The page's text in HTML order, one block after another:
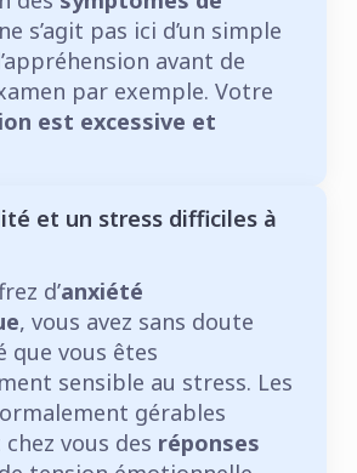
s’agit pas ici d’un simple
avant de
par exemple. Votre
est excessive et
et un stress difficiles à
d’anxiété
, vous avez sans doute
que vous êtes
sensible au stress. Les
gérables
vous des réponses